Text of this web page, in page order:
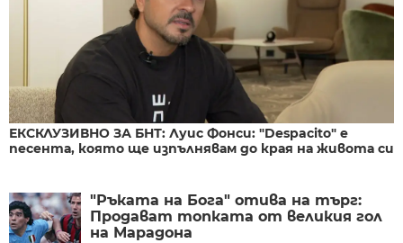
ЕКСКЛУЗИВНО ЗА БНТ: Луис Фонси: "Despacito" е
песента, която ще изпълнявам до края на живота си
"Ръката на Бога" отива на търг:
Продават топката от великия гол
на Марадона